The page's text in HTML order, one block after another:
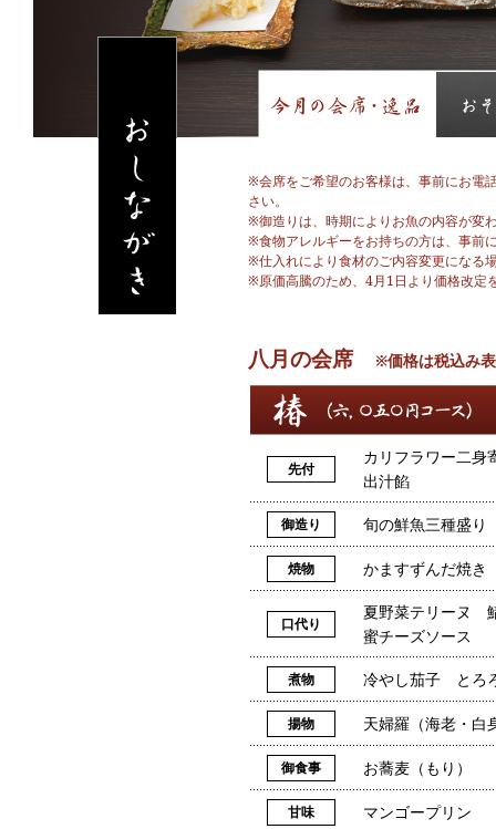
※会席をご希望のお客様は、事前にお電
さい。
※御造りは、時期によりお魚の内容が変
※食物アレルギーをお持ちの方は、事前
※仕入れにより食材のご内容変更になる
※原価高騰のため、4月1日より価格改定
八月の会席 ※価格は税込み
先付
カリフラワー二
出汁餡
御造り 旬の鮮魚三種盛り
焼物 かますずんだ焼
口代り
夏野菜テリーヌ
蜜チーズソース
煮物 冷やし茄子 と
揚物 天婦羅（海老・白
御食事 お蕎麦（もり）
甘味 マンゴープリン